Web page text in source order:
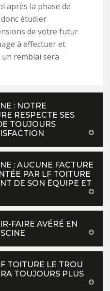
après la phase de
étudier
de votre futur
à effectuer et
remblai sera
: NOTRE
RESPECTE SES
TOUJOURS
: AUCUNE FACTURE
PAR LF TOITURE
DE SON ÉQUIPE ET
FAIRE AVÉRÉ EN
TOITURE LE TROU
TOUJOURS PLUS